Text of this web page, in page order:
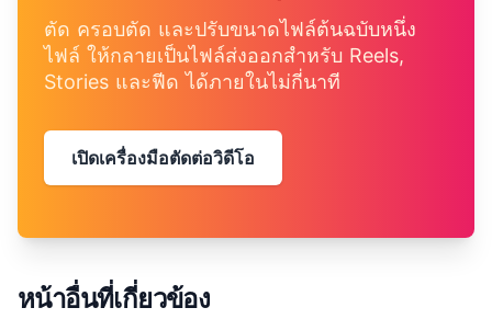
ตัด ครอบตัด และปรับขนาดไฟล์ต้นฉบับหนึ่ง
ไฟล์ ให้กลายเป็นไฟล์ส่งออกสำหรับ Reels,
Stories และฟีด ได้ภายในไม่กี่นาที
เปิดเครื่องมือตัดต่อวิดีโอ
หน้าอื่นที่เกี่ยวข้อง